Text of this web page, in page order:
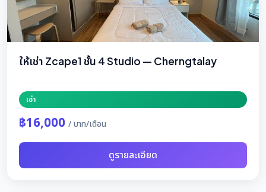
ให้เช่า Zcape1 ชั้น 4 Studio — Cherngtalay
เช่า
฿16,000 / บาท/เดือน
ดูรายละเอียด